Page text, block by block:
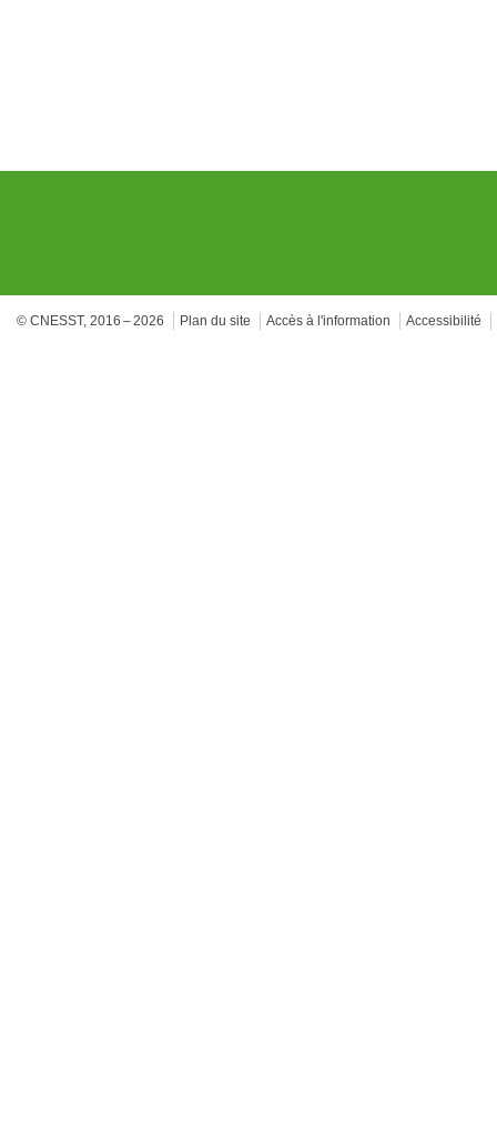
© CNESST, 2016 – 2026 Plan du site Accès à l'information Accessibilité